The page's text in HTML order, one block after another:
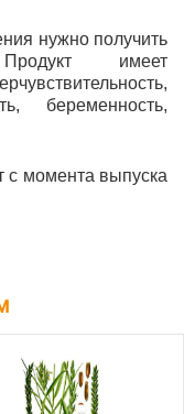
нужно получить
имеет
беременность,
с момента выпуска